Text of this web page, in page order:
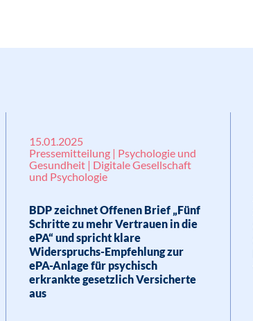
15.01.2025
Pressemitteilung | Psychologie und
Gesundheit | Digitale Gesellschaft
und Psychologie
BDP zeichnet Offenen Brief „Fünf
Schritte zu mehr Vertrauen in die
ePA“ und spricht klare
Widerspruchs-Empfehlung zur
ePA-Anlage für psychisch
erkrankte gesetzlich Versicherte
aus